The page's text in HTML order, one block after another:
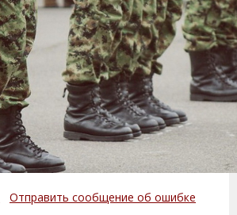
Отправить сообщение об ошибке